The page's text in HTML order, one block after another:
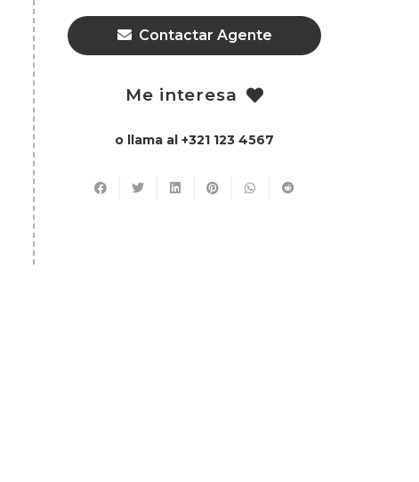
Contactar Agente
Me interesa
o llama al +321 123 4567